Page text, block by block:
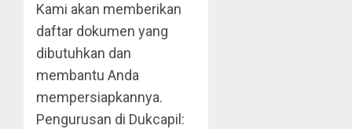
Kami akan memberikan
daftar dokumen yang
dibutuhkan dan
membantu Anda
mempersiapkannya.
Pengurusan di Dukcapil: